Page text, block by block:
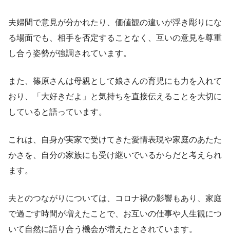
夫婦間で意見が分かれたり、価値観の違いが浮き彫りにな
る場面でも、相手を否定することなく、互いの意見を尊重
し合う姿勢が強調されています。
また、篠原さんは母親として娘さんの育児にも力を入れて
おり、「大好きだよ」と気持ちを直接伝えることを大切に
していると語っています。
これは、自身が実家で受けてきた愛情表現や家庭のあたた
かさを、自分の家族にも受け継いでいるからだと考えられ
ます。
夫とのつながりについては、コロナ禍の影響もあり、家庭
で過ごす時間が増えたことで、お互いの仕事や人生観につ
いて自然に語り合う機会が増えたとされています。